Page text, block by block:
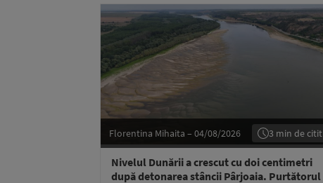
Florentina Mihaita – 04/08/2026 3 min de citit
Nivelul Dunării a crescut cu doi centimetri
după detonarea stâncii Pârjoaia. Purtătorul